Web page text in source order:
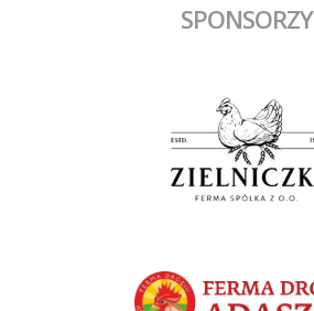
SPONSORZY